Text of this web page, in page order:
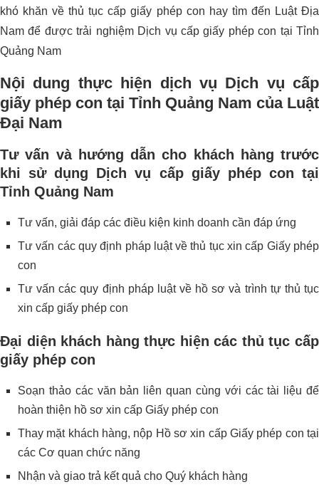
khó khăn về thủ tục cấp giấy phép con hay tìm đến Luật Địa
Nam để được trải nghiệm Dịch vụ cấp giấy phép con tại Tỉnh
Quảng Nam
Nội dung thực hiện dịch vụ Dịch vụ cấp
giấy phép con tại Tỉnh Quảng Nam của Luật
Đại Nam
Tư vấn và hướng dẫn cho khách hàng trước
khi sử dụng Dịch vụ cấp giấy phép con tại
Tỉnh Quảng Nam
Tư vấn, giải đáp các điều kiện kinh doanh cần đáp ứng
Tư vấn các quy định pháp luật về thủ tục xin cấp Giấy phép
con
Tư vấn các quy định pháp luật về hồ sơ và trình tự thủ tục
xin cấp giấy phép con
Đại diện khách hàng thực hiện các thủ tục cấp
giấy phép con
Soạn thảo các văn bản liên quan cùng với các tài liệu để
hoàn thiện hồ sơ xin cấp Giấy phép con
Thay mặt khách hàng, nộp Hồ sơ xin cấp Giấy phép con tại
các Cơ quan chức năng
Nhận và giao trả kết quả cho Quý khách hàng